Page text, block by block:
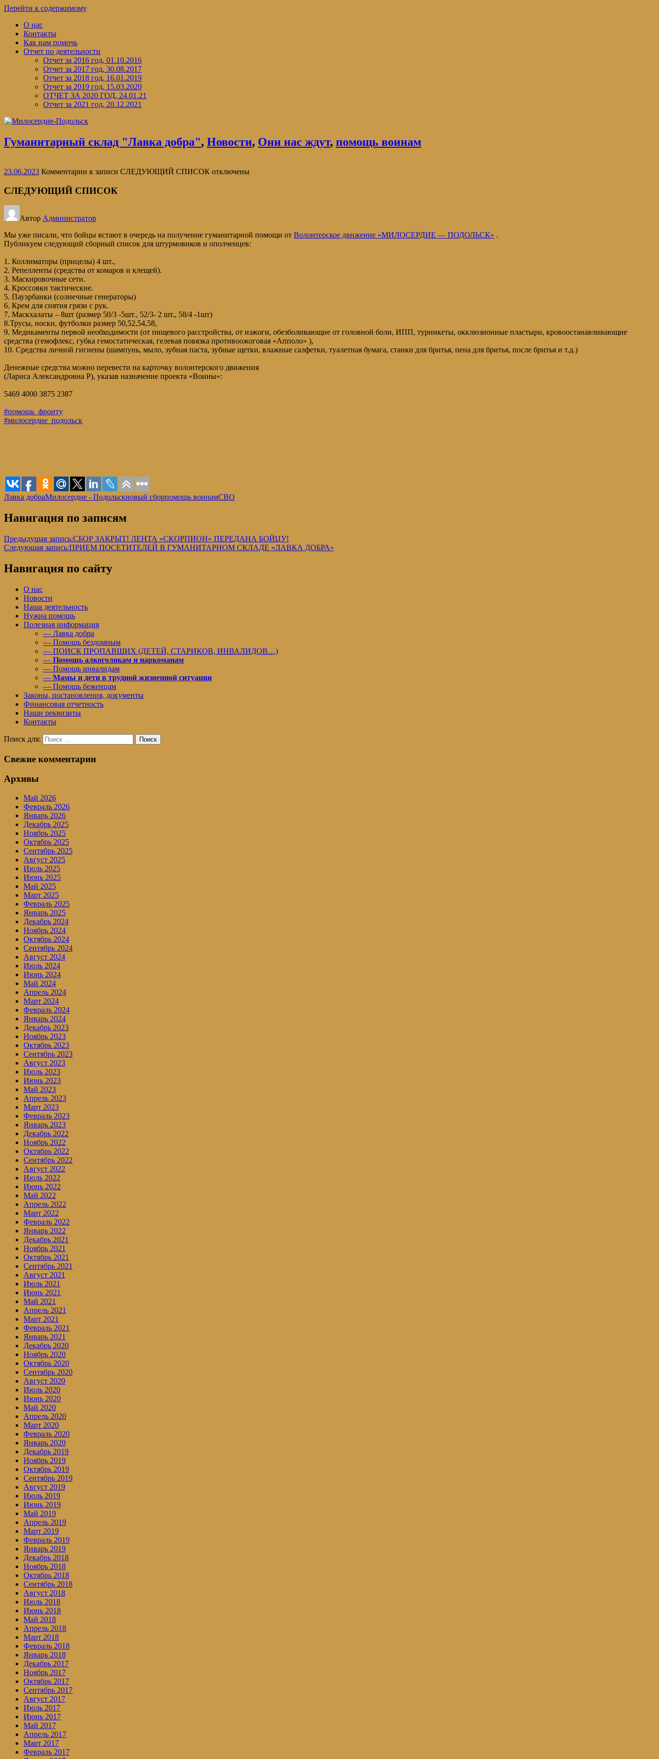
Перейти к содержимому
О нас
Контакты
Как нам помочь
Отчет по деятельности
Отчет за 2016 год, 01.10.2016
Отчет за 2017 год, 30.08.2017
Отчет за 2018 год, 16.01.2019
Отчет за 2019 год, 15.03.2020
ОТЧЕТ ЗА 2020 ГОД, 24.01.21
Отчет за 2021 год, 20.12.2021
Гуманитарный склад "Лавка добра", Новости, Они нас ждут, помощь воинам
23.06.2023 Комментарии к записи СЛЕДУЮЩИЙ СПИСОК отключены
СЛЕДУЮЩИЙ СПИСОК
Автор Администратор
Мы уже писали, что бойцы встают в очередь на получение гуманитарной помощи от Волонтерское движение «МИЛОСЕРДИЕ — ПОДОЛЬСК» .
Публикуем следующий сборный список для штурмовиков и ополченцев:
1. Коллиматоры (прицелы) 4 шт.,
2. Репелленты (средства от комаров и клещей).
3. Маскировочные сети.
4. Кроссовки тактические.
5. Пауэрбанки (солнечные генераторы)
6. Крем для снятия грязи с рук.
7. Маскхалаты – 8шт (размер 50/3 -5шт., 52/3- 2 шт., 58/4 -1шт)
8.Трусы, носки, футболки размер 50,52,54,58,
9. Медикаменты первой необходимости (от пищевого расстройства, от изжоги, обезболивающие от головной боли, ИПП, турникеты, окклюзионные пластыри, кровоостанавливающие
средства (гемофлекс, губка гемостатическая, гелевая повязка противоожоговая «Апполо» ),
10. Средства личной гигиены (шампунь, мыло, зубная паста, зубные щетки, влажные салфетки, туалетная бумага, станки для бритья, пена для бритья, после бритья и т.д.)
Денежные средства можно перевести на карточку волонтерского движения
(Лариса Александровна Р), указав назначение проекта «Воины»:
5469 4000 3875 2387
#помощь_фронту
#милосердие_подольск
Лавка добраМилосердие - Подольскновый сборпомощь воинамСВО
Навигация по записям
Предыдущая запись:СБОР ЗАКРЫТ! ЛЕНТА «СКОРПИОН» ПЕРЕДАНА БОЙЦУ!
Следующая запись:ПРИЕМ ПОСЕТИТЕЛЕЙ В ГУМАНИТАРНОМ СКЛАДЕ «ЛАВКА ДОБРА»
Навигация по сайту
О нас
Новости
Наша деятельность
Нужна помощь
Полезная информация
— Лавка добра
— Помощь бездомным
— ПОИСК ПРОПАВШИХ (ДЕТЕЙ, СТАРИКОВ, ИНВАЛИДОВ…)
— Помощь алкоголикам и наркоманам
— Помощь инвалидам
— Мамы и дети в трудной жизненной ситуации
— Помощь беженцам
Законы, постановления, документы
Финансовая отчетность
Наши реквизиты
Контакты
Поиск для: Поиск
Свежие комментарии
Архивы
Май 2026
Февраль 2026
Январь 2026
Декабрь 2025
Ноябрь 2025
Октябрь 2025
Сентябрь 2025
Август 2025
Июль 2025
Июнь 2025
Май 2025
Март 2025
Февраль 2025
Январь 2025
Декабрь 2024
Ноябрь 2024
Октябрь 2024
Сентябрь 2024
Август 2024
Июль 2024
Июнь 2024
Май 2024
Апрель 2024
Март 2024
Февраль 2024
Январь 2024
Декабрь 2023
Ноябрь 2023
Октябрь 2023
Сентябрь 2023
Август 2023
Июль 2023
Июнь 2023
Май 2023
Апрель 2023
Март 2023
Февраль 2023
Январь 2023
Декабрь 2022
Ноябрь 2022
Октябрь 2022
Сентябрь 2022
Август 2022
Июль 2022
Июнь 2022
Май 2022
Апрель 2022
Март 2022
Февраль 2022
Январь 2022
Декабрь 2021
Ноябрь 2021
Октябрь 2021
Сентябрь 2021
Август 2021
Июль 2021
Июнь 2021
Май 2021
Апрель 2021
Март 2021
Февраль 2021
Январь 2021
Декабрь 2020
Ноябрь 2020
Октябрь 2020
Сентябрь 2020
Август 2020
Июль 2020
Июнь 2020
Май 2020
Апрель 2020
Март 2020
Февраль 2020
Январь 2020
Декабрь 2019
Ноябрь 2019
Октябрь 2019
Сентябрь 2019
Август 2019
Июль 2019
Июнь 2019
Май 2019
Апрель 2019
Март 2019
Февраль 2019
Январь 2019
Декабрь 2018
Ноябрь 2018
Октябрь 2018
Сентябрь 2018
Август 2018
Июль 2018
Июнь 2018
Май 2018
Апрель 2018
Март 2018
Февраль 2018
Январь 2018
Декабрь 2017
Ноябрь 2017
Октябрь 2017
Сентябрь 2017
Август 2017
Июль 2017
Июнь 2017
Май 2017
Апрель 2017
Март 2017
Февраль 2017